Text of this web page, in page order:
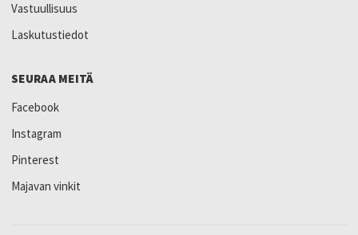
Vastuullisuus
Laskutustiedot
SEURAA MEITÄ
Facebook
Instagram
Pinterest
Majavan vinkit